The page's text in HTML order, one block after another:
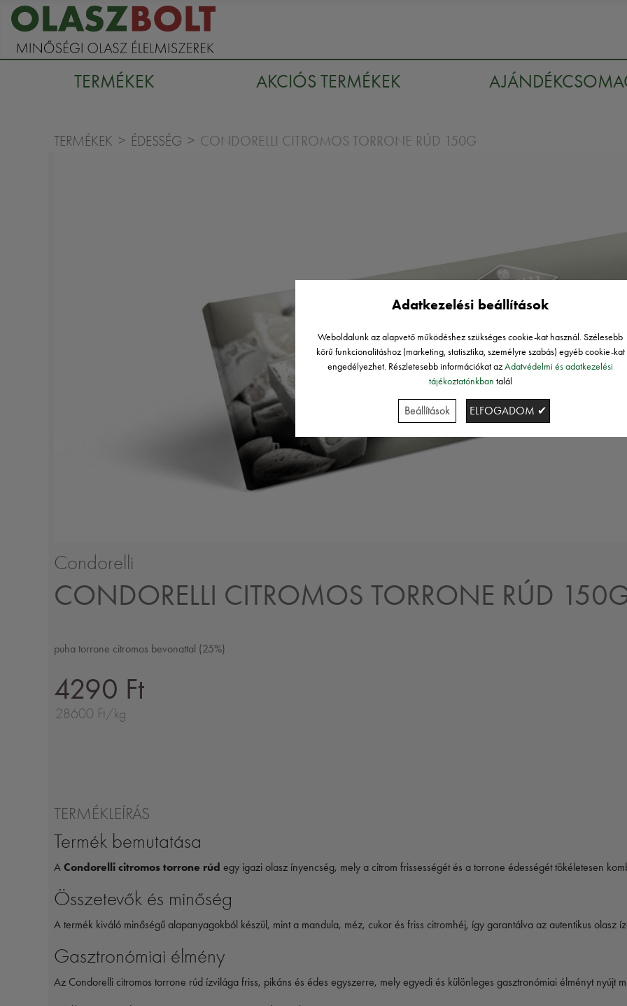
TERMÉKEK AKCIÓS TERMÉKEK
TERMÉKEK ÉDESSÉG CONDORELLI CITROMOS TORRONE RÚD 150G
Condorelli
CONDORELLI CITROMOS TORRONE RÚD
puha torrone citromos bevonattal (25%)
4290 Ft
28600 Ft/kg
TERMÉKLEÍRÁS
Termék bemutatása
A Condorelli citromos torrone rúd egy igazi olasz ínyencség, mely a citrom frissességét és a torrone édességét tökéletesen
Összetevők és minőség
A termék kiváló minőségű alapanyagokból készül, mint a mandula, méz, cukor és friss citromhéj, így garantálva az autentikus olasz
Gasztronómiai élmény
Az Condorelli citromos torrone rúd ízvilága friss, pikáns és édes egyszerre, mely egyedi és különleges gasztronómiai élményt nyújt
Adatkezelési beállítások
Weboldalunk az alapvető működéshez szükséges cookie-kat használ. Szélesebb
körű funkcionalitáshoz (marketing, statisztika, személyre szabás) egyéb cookie-kat
engedélyezhet. Részletesebb információkat azAdatvédelmi és adatkezelési
tájékoztatónkban talál
Beállítások ELFOGADOM ✔